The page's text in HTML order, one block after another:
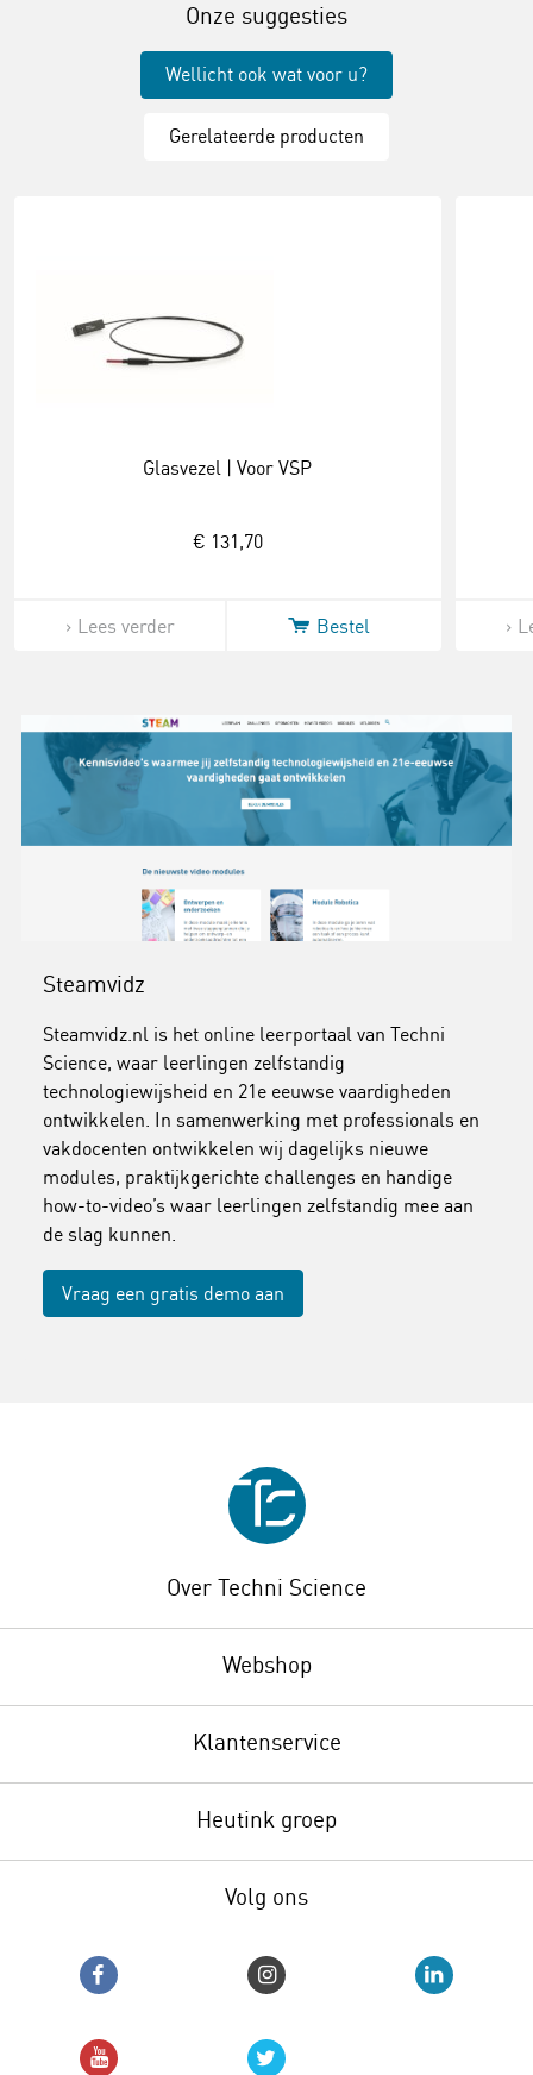
Onze suggesties
Wellicht ook wat voor u?
Gerelateerde producten
Glasvezel | Voor VSP
€ 131,70
Lees verder Bestel
Steamvidz
Steamvidz.nl is het online leerportaal van Techni
Science, waar leerlingen zelfstandig
technologiewijsheid en 21e eeuwse vaardigheden
ontwikkelen. In samenwerking met professionals en
vakdocenten ontwikkelen wij dagelijks nieuwe
modules, praktijkgerichte challenges en handige
how-to-video’s waar leerlingen zelfstandig mee aan
de slag kunnen.
Vraag een gratis demo aan
Over Techni Science
Webshop
Klantenservice
Heutink groep
Volg ons